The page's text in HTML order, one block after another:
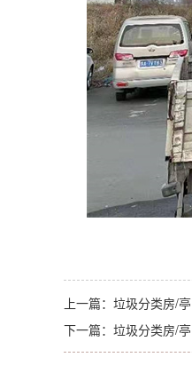
上一篇： 垃圾分类房/亭
下一篇： 垃圾分类房/亭